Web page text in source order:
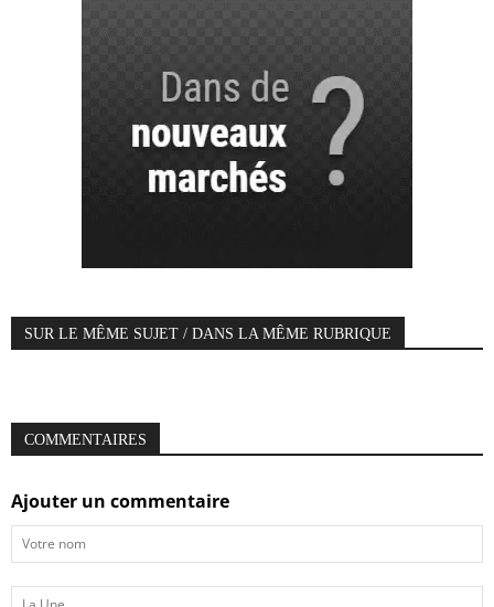
SUR LE MÊME SUJET / DANS LA MÊME RUBRIQUE
COMMENTAIRES
Ajouter un commentaire
Votre
nom
La